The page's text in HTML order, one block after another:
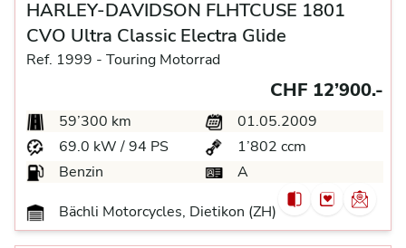
HARLEY-DAVIDSON FLHTCUSE 1801
CVO Ultra Classic Electra Glide
Ref. 1999 - Touring Motorrad
CHF 12’900.-
59’300 km
01.05.2009
69.0 kW / 94 PS
1’802 ccm
Benzin
A
Bächli Motorcycles, Dietikon (ZH)